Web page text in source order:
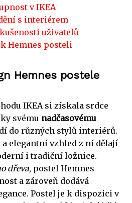
v IKEA
s interiérem
uživatelů
Hemnes posteli
Hemnes postele
IKEA si získala srdce
svému nadčasovému
do různých stylů interiérů.
elegantní vzhled z ní dělají
i tradiční ložnice.
dřeva, postel Hemnes
a zároveň dodává
Postel je k dispozici v